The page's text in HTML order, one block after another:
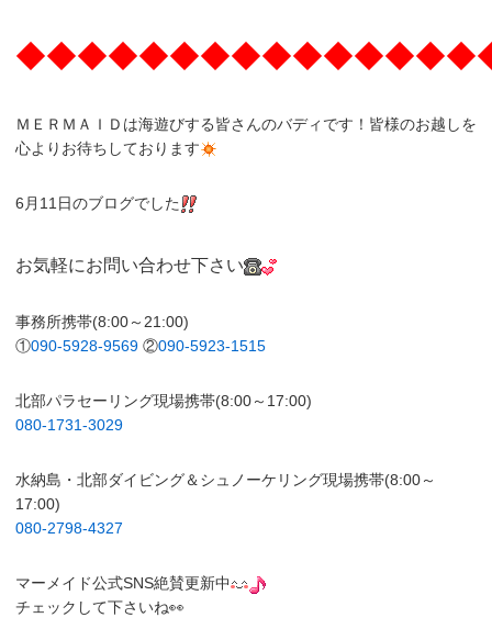
ＭＥＲＭＡＩＤは海遊びする皆さんのバディです！皆様のお越しを
心よりお待ちしております
6月11日のブログでした
お気軽にお問い合わせ下さい
事務所携帯(8:00～21:00)
①090-5928-9569 ②090-5923-1515
北部パラセーリング現場携帯(8:00～17:00)
080-1731-3029
水納島・北部ダイビング＆シュノーケリング現場携帯(8:00～
17:00)
080-2798-4327
マーメイド公式SNS絶賛更新中
チェックして下さいね👀